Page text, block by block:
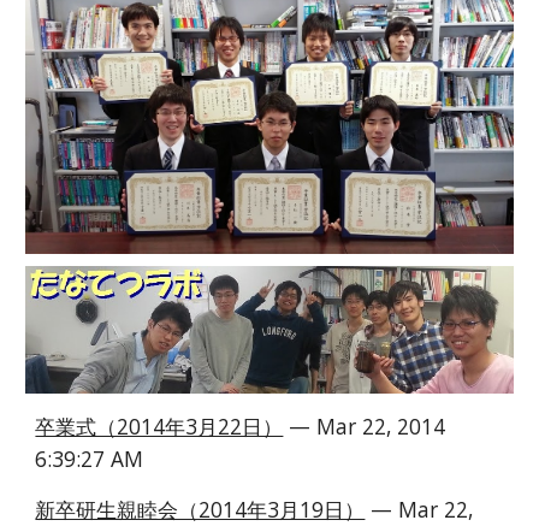
卒業式（2014年3月22日）
— Mar 22, 2014
6:39:27 AM
新卒研生親睦会（2014年3月19日）
— Mar 22,